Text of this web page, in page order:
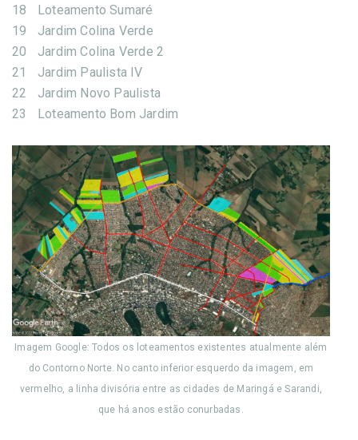
18
Loteamento Sumaré
19
Jardim Colina Verde
20
Jardim Colina Verde 2
21
Jardim Paulista IV
22
Jardim Novo Paulista
23
Loteamento Bom Jardim
Imagem Google: Todos os loteamentos existentes atualmente além
do Contorno Norte. No canto inferior esquerdo da imagem, em
vermelho, a linha divisória entre as cidades de Maringá e Sarandi,
que há anos estão conurbadas.